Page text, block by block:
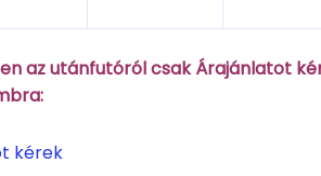
az utánfutóról csak Árajánlatot
kérek